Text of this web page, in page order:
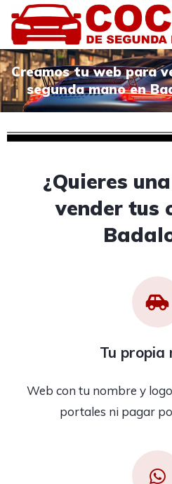
Creamos tu web para
segunda mano en
¿Quieres
vender tus
Tu propia
Web con tu nombre y
portales ni pagar